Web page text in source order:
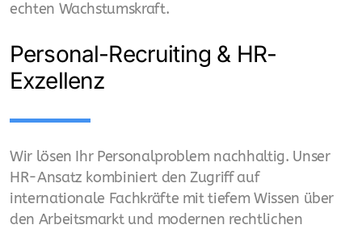
echten Wachstumskraft.
Personal-Recruiting & HR-
Exzellenz
Wir lösen Ihr Personalproblem nachhaltig. Unser
HR-Ansatz kombiniert den Zugriff auf
internationale Fachkräfte mit tiefem Wissen über
den Arbeitsmarkt und modernen rechtlichen
Lieferengpässe
Apotheken Filialleiter
Apothekeneinkauf - PKA
Steuerberater für Apotheken
Business Developer
Pharma Großhandel